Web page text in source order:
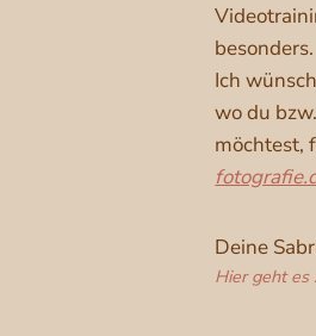
besonders.
Ich
wo du
möchtest,
Deine
Hier geht es